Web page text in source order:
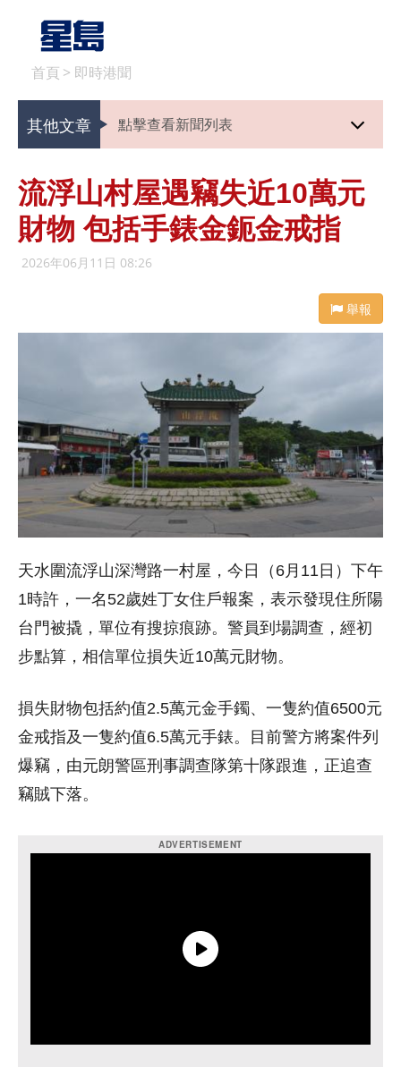
首頁 > 即時港聞
其他文章 點擊查看新聞列表
流浮山村屋遇竊失近10萬元
財物 包括手錶金鈪金戒指
2026年06月11日 08:26
舉報
天水圍流浮山深灣路一村屋，今日（6月11日）下午
1時許，一名52歲姓丁女住戶報案，表示發現住所陽
台門被撬，單位有搜掠痕跡。警員到場調查，經初
步點算，相信單位損失近10萬元財物。
損失財物包括約值2.5萬元金手鐲、一隻約值6500元
金戒指及一隻約值6.5萬元手錶。目前警方將案件列
爆竊，由元朗警區刑事調查隊第十隊跟進，正追查
竊賊下落。